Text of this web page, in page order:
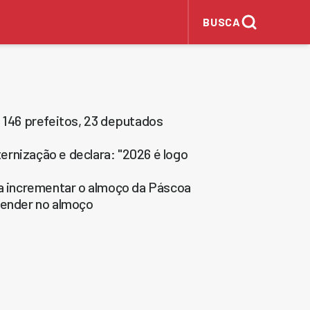
BUSCA
prefeitos, 23 deputados
e declara: "2026 é logo
o almoço da Páscoa
no almoço